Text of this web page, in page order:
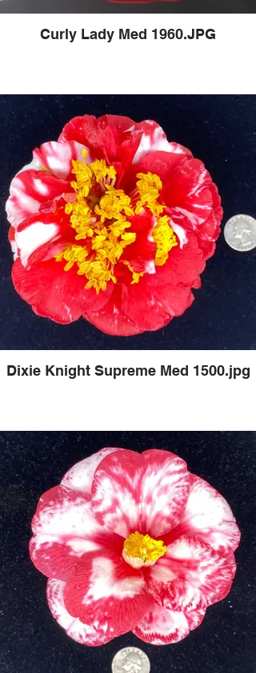
Curly Lady Med 1960.JPG
Dixie Knight Supreme Med 1500.jpg